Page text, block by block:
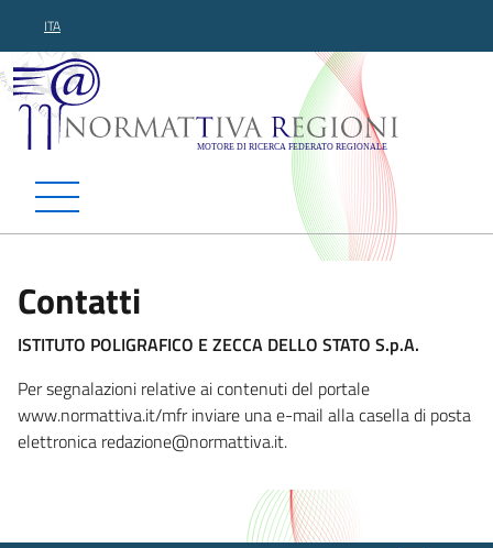
ITA
Normattiva Regioni -
Contatti
ISTITUTO POLIGRAFICO E ZECCA DELLO STATO S.p.A.
Per segnalazioni relative ai contenuti del portale
www.normattiva.it/mfr inviare una e-mail alla casella di posta
elettronica redazione@normattiva.it.